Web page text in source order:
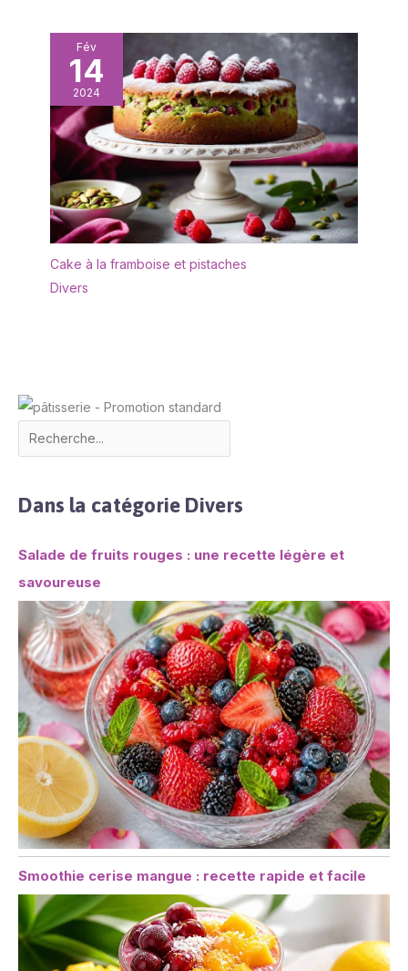
Fév
14
2024
Cake à la framboise et pistaches
Divers
Dans la catégorie Divers
Salade de fruits rouges : une recette légère et
savoureuse
Smoothie cerise mangue : recette rapide et facile